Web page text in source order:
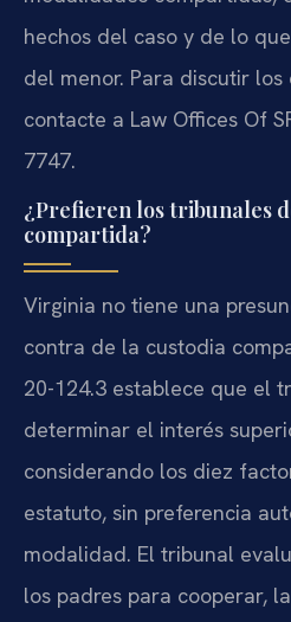
hechos del caso y de lo
del menor. Para discutir
contacte a Law Offices Of
7747.
¿Prefieren los tribunales
compartida?
Virginia no tiene una
contra de la custodia
20-124.3 establece que el
determinar el interés
considerando los diez
estatuto, sin preferencia
modalidad. El tribunal
los padres para cooperar,